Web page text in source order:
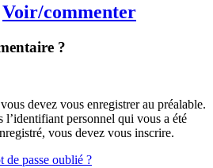
Voir/commenter
?
devez vous enregistrer au préalable.
l’identifiant personnel qui vous a été
vous devez vous inscrire.
de passe oublié ?